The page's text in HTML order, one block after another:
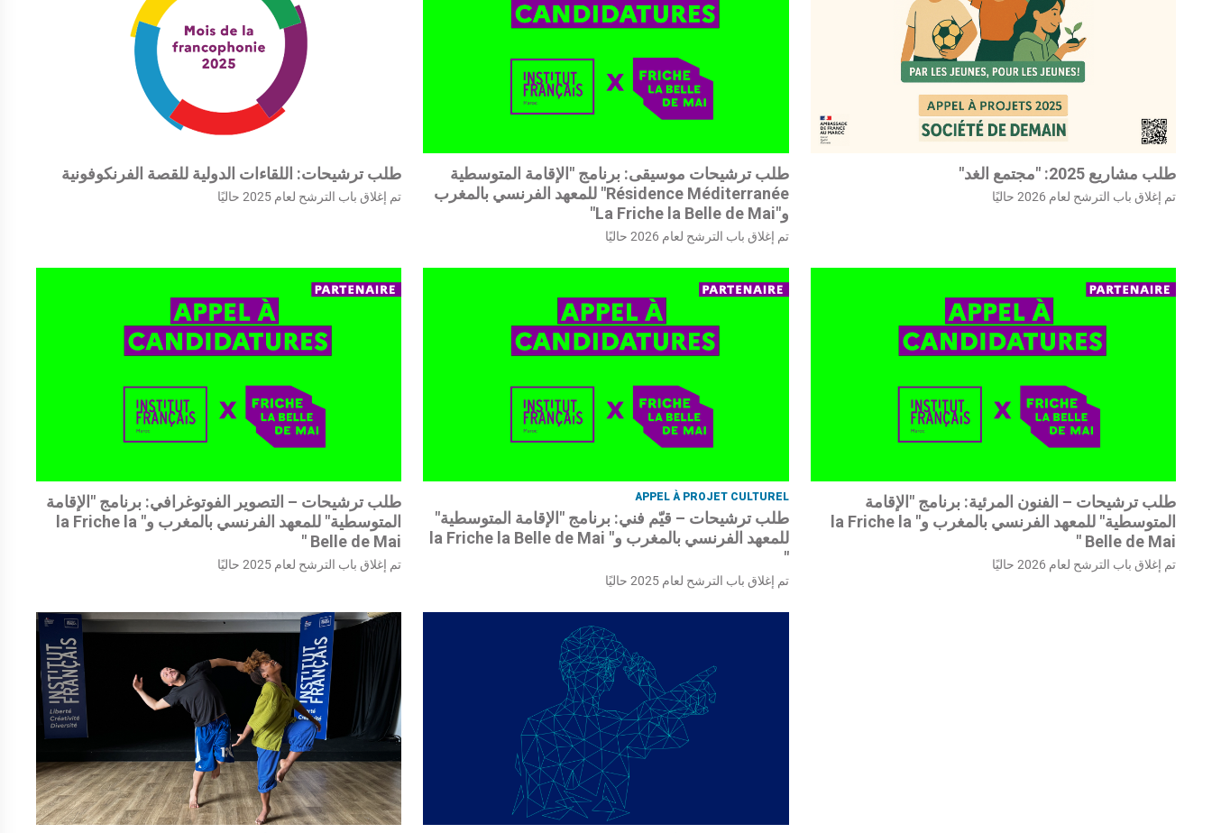
طلب مشاريع 2025: "مجتمع الغد"
تم إغلاق باب الترشح لعام 2026 حاليًا
طلب ترشيحات موسيقى: برنامج "الإقامة المتوسطية
Résidence Méditerranée" للمعهد الفرنسي بالمغرب
و"La Friche la Belle de Mai"
تم إغلاق باب الترشح لعام 2026 حاليًا
طلب ترشيحات: اللقاءات الدولية للقصة الفرنكوفونية
تم إغلاق باب الترشح لعام 2025 حاليًا
طلب ترشيحات – الفنون المرئية: برنامج "الإقامة
المتوسطية" للمعهد الفرنسي بالمغرب و" la Friche la
Belle de Mai "
تم إغلاق باب الترشح لعام 2026 حاليًا
APPEL À PROJET CULTUREL
طلب ترشيحات – قيّم فني: برنامج "الإقامة المتوسطية"
للمعهد الفرنسي بالمغرب و" la Friche la Belle de Mai
"
تم إغلاق باب الترشح لعام 2025 حاليًا
طلب ترشيحات – التصوير الفوتوغرافي: برنامج "الإقامة
المتوسطية" للمعهد الفرنسي بالمغرب و" la Friche la
Belle de Mai "
تم إغلاق باب الترشح لعام 2025 حاليًا